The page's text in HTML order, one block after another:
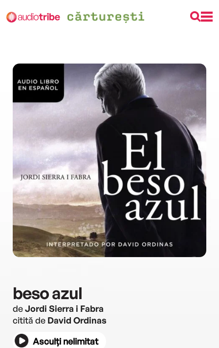
beso azul
deJordi Sierra i Fabra
citită de David Ordinas
Asculți nelimitat